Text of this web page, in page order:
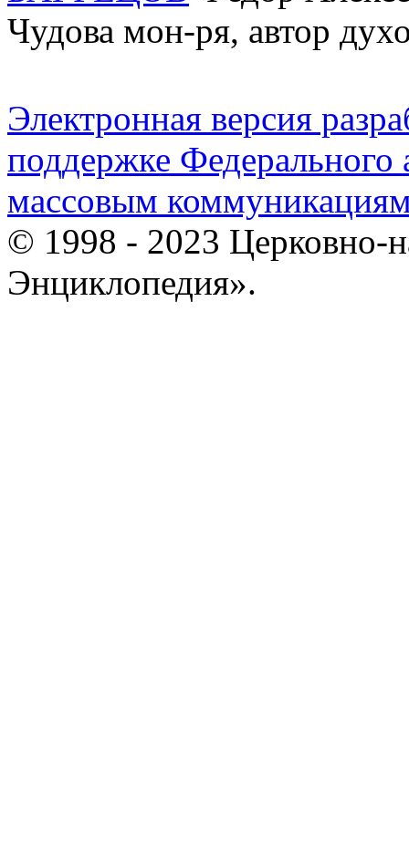
Чудова мон-ря, автор
Электронная версия
поддержке Федерального
массовым
© 1998 - 2023 Церковно-
Энциклопедия».